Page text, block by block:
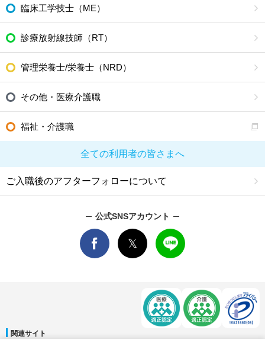
臨床工学技士（ME）
診療放射線技師（RT）
管理栄養士/栄養士（NRD）
その他・医療介護職
福祉・介護職
全ての利用者の皆さまへ
ご入職後のアフターフォローについて
公式SNSアカウント
関連サイト